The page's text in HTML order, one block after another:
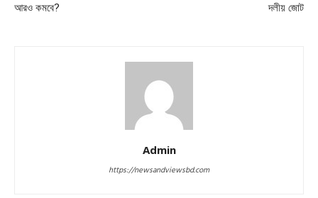
আরও কমবে? দলীয় জোট
Admin
https://newsandviewsbd.com